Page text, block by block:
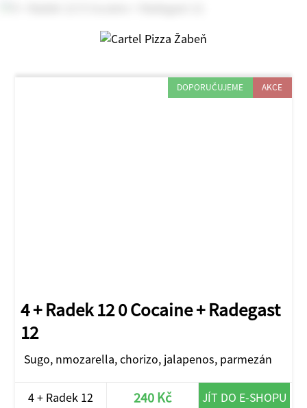
AKCE
DOPORUČUJEME
4 + Radek 12 0 Cocaine + Radegast
12
Sugo, nmozarella, chorizo, jalapenos, parmezán
4 + Radek 12 240 Kč JÍT DO E-SHOPU